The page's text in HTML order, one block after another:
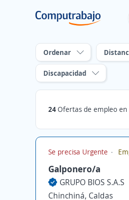
Ordenar
Discapacidad
24Ofertas de empleo en
Se precisa Urgente
Galponero/a
GRUPO BIOS S.A.S
Chinchiná, Caldas